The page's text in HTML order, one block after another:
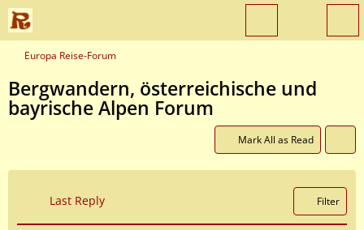
Europa Reise-Forum
Bergwandern, österreichische und
bayrische Alpen Forum
Mark All as Read
Last Reply Filter